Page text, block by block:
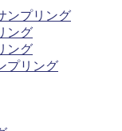
ンプリング
ング
ング
プリング